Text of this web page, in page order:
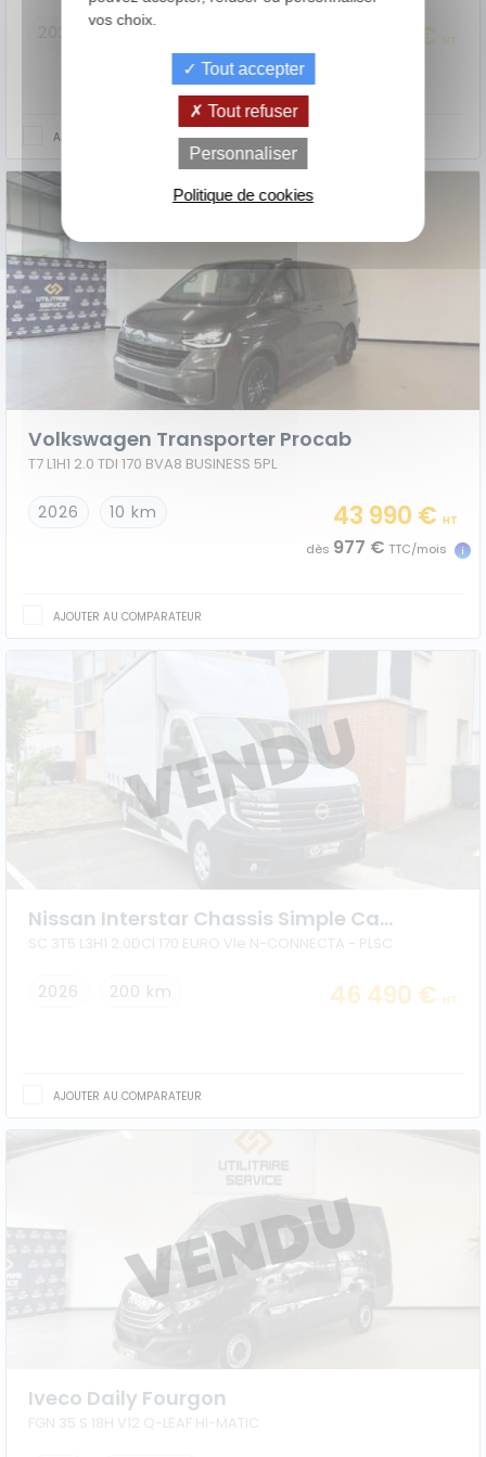
de
votreLe crédit
classique
25 990 € HT
AJOUTER AU COMPARATEUR
Volkswagen Transporter Procab
T7 L1H1 2.0 TDI 170 BVA8 BUSINESS 5PL
2026 10 km 43 990 € HT
dès 977 € TTC/mois
AJOUTER AU COMPARATEUR
Nissan Interstar Chassis Simple Cabine
SC 3T5 L3H1 2.0DCI 170 EURO VIe N-CONNECTA - PLSC
2026 200 km 46 490 € HT
AJOUTER AU COMPARATEUR
Iveco Daily Fourgon
FGN 35 S 18H V12 Q-LEAF HI-MATIC
vos choix.
Tout accepter
Tout refuser
Personnaliser
Politique de cookies